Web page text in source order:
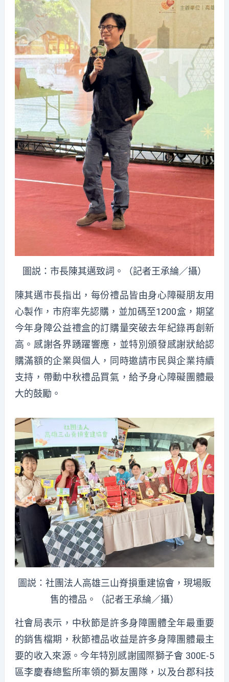
圖説：市長陳其邁致詞。（記者王承綸／攝）
陳其邁市長指出，每份禮品皆由身心障礙朋友用
心製作，市府率先認購，並加碼至1200盒，期望
今年身障公益禮盒的訂購量突破去年紀錄再創新
高。感謝各界踴躍響應，並特別頒發感謝狀給認
購滿額的企業與個人，同時邀請市民與企業持續
支持，帶動中秋禮品買氣，給予身心障礙團體最
大的鼓勵。
圖説：社團法人高雄三山脊損重建協會，現場販
售的禮品。（記者王承綸／攝）
社會局表示，中秋節是許多身障團體全年最重要
的銷售檔期，秋節禮品收益是許多身障團體最主
要的收入來源。今年特別感謝國際獅子會 300E-5
區李慶春總監所率領的獅友團隊，以及台郡科技